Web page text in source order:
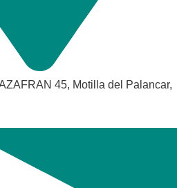
45, Motilla del Palancar,